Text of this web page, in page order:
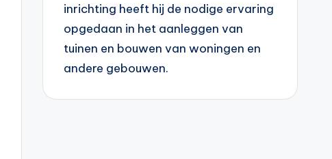
inrichting heeft hij de nodige ervaring
opgedaan in het aanleggen van
tuinen en bouwen van woningen en
andere gebouwen.